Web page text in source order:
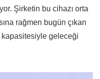
Şirketin bu cihazı orta
rağmen bugün çıkan
geleceği